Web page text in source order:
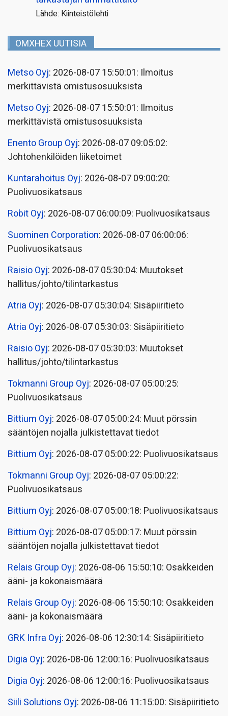
Lähde: Kiinteistölehti
OMXHEX UUTISIA
Metso Oyj: 2026-08-07 15:50:01: Ilmoitus
merkittävistä omistusosuuksista
Metso Oyj: 2026-08-07 15:50:01: Ilmoitus
merkittävistä omistusosuuksista
Enento Group Oyj: 2026-08-07 09:05:02:
Johtohenkilöiden liiketoimet
Kuntarahoitus Oyj: 2026-08-07 09:00:20:
Puolivuosikatsaus
Robit Oyj: 2026-08-07 06:00:09: Puolivuosikatsaus
Suominen Corporation: 2026-08-07 06:00:06:
Puolivuosikatsaus
Raisio Oyj: 2026-08-07 05:30:04: Muutokset
hallitus/johto/tilintarkastus
Atria Oyj: 2026-08-07 05:30:04: Sisäpiiritieto
Atria Oyj: 2026-08-07 05:30:03: Sisäpiiritieto
Raisio Oyj: 2026-08-07 05:30:03: Muutokset
hallitus/johto/tilintarkastus
Tokmanni Group Oyj: 2026-08-07 05:00:25:
Puolivuosikatsaus
Bittium Oyj: 2026-08-07 05:00:24: Muut pörssin
sääntöjen nojalla julkistettavat tiedot
Bittium Oyj: 2026-08-07 05:00:22: Puolivuosikatsaus
Tokmanni Group Oyj: 2026-08-07 05:00:22:
Puolivuosikatsaus
Bittium Oyj: 2026-08-07 05:00:18: Puolivuosikatsaus
Bittium Oyj: 2026-08-07 05:00:17: Muut pörssin
sääntöjen nojalla julkistettavat tiedot
Relais Group Oyj: 2026-08-06 15:50:10: Osakkeiden
ääni- ja kokonaismäärä
Relais Group Oyj: 2026-08-06 15:50:10: Osakkeiden
ääni- ja kokonaismäärä
GRK Infra Oyj: 2026-08-06 12:30:14: Sisäpiiritieto
Digia Oyj: 2026-08-06 12:00:16: Puolivuosikatsaus
Digia Oyj: 2026-08-06 12:00:16: Puolivuosikatsaus
Siili Solutions Oyj: 2026-08-06 11:15:00: Sisäpiiritieto